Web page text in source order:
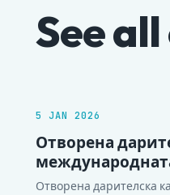
See
5 JAN 2026
Отворена
Giving
Отворена дарителска